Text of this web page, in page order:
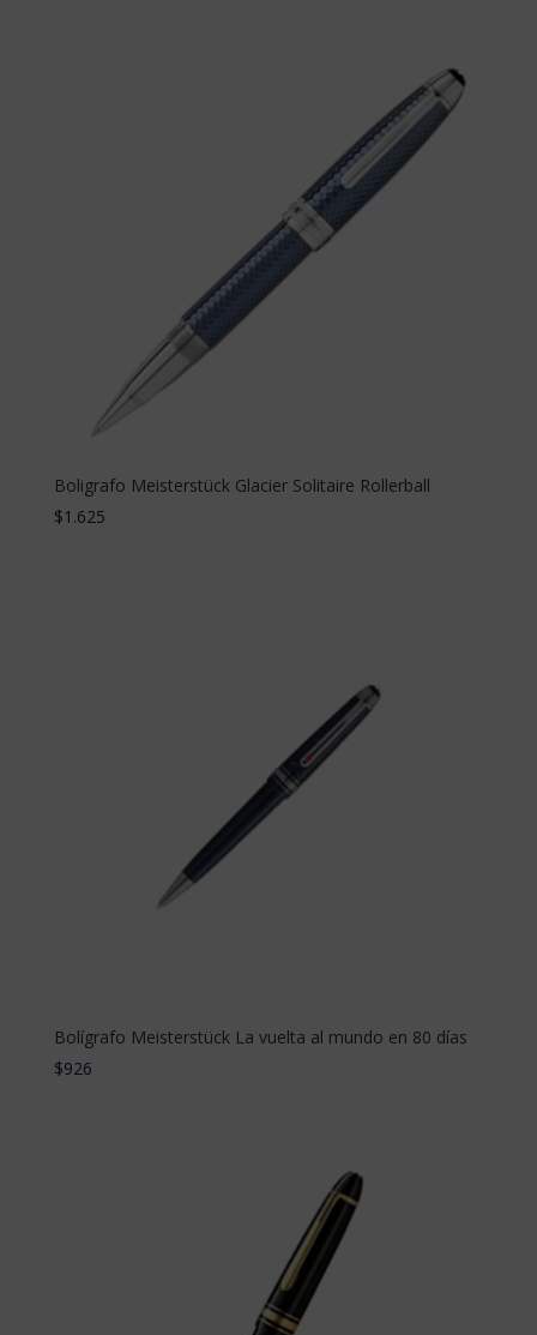
Boligrafo Meisterstück Glacier Solitaire Rollerball
$1.625
Bolígrafo Meisterstück La vuelta al mundo en 80 días
$926